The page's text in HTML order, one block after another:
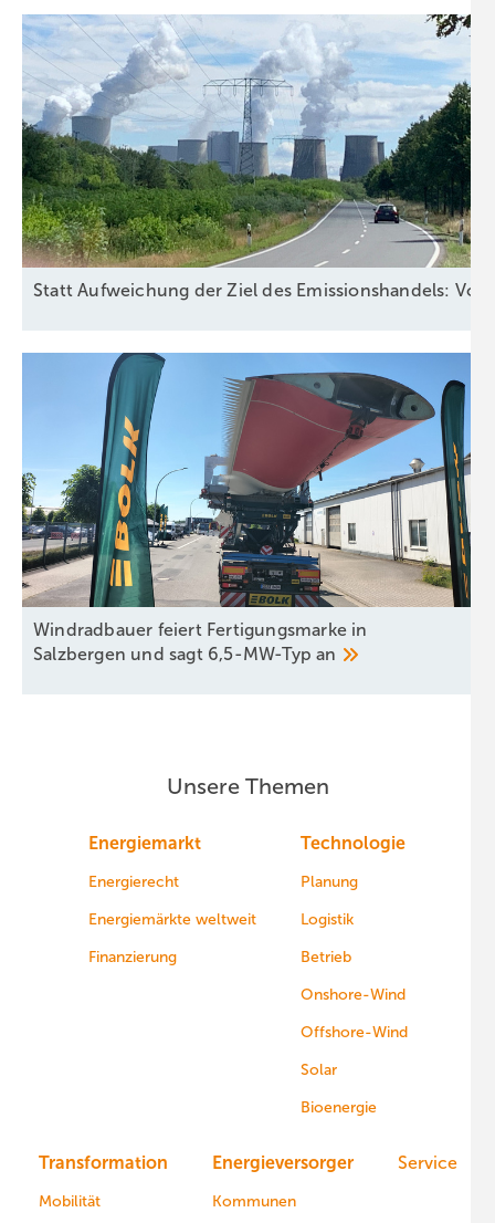
Statt Aufweichung der Ziel des Emissionshandels:
Windradbauer feiert Fertigungsmarke in
Salzbergen und sagt 6,5-MW-Typan
Unsere Themen
Energiemarkt
Energierecht
Energiemärkte weltweit
Finanzierung
Technologie
Planung
Logistik
Betrieb
Onshore-Wind
Offshore-Wind
Solar
Bioenergie
Transformation
Mobilität
Energieversorger
Kommunen
Service